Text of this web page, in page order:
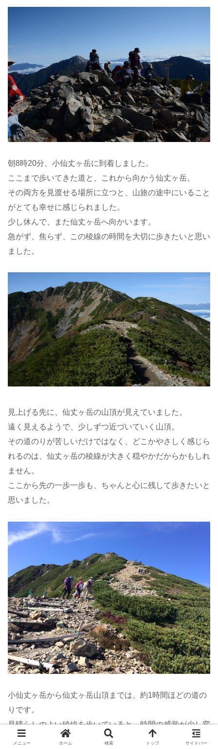
朝8時20分、小仙丈ヶ岳に到着しました。
ここまで歩いてきた道と、これから向かう仙丈ヶ岳。
その両方を見渡せる場所に立つと、山旅の途中にいること
がとても幸せに感じられました。
少し休んで、また仙丈ヶ岳へ向かいます。
急がず、焦らず、この稜線の時間を大切に歩きたいと思い
ました。
見上げる先に、仙丈ヶ岳の山頂が見えていました。
遠く見えるようで、少しずつ近づいていく山頂。
その道のりが苦しいだけではなく、どこかやさしく感じら
れるのは、仙丈ヶ岳の稜線が大きく穏やかだからかもしれ
ません。
ここから先の一歩一歩も、ちゃんと心に残して歩きたいと
思いました。
小仙丈ヶ岳から仙丈ヶ岳山頂までは、約1時間ほどの道の
りです。
見晴らしのよい稜線を歩いていると、時間の感覚が少し変
わっていきます。
メニュー ホーム 検索 トップ サイドバー